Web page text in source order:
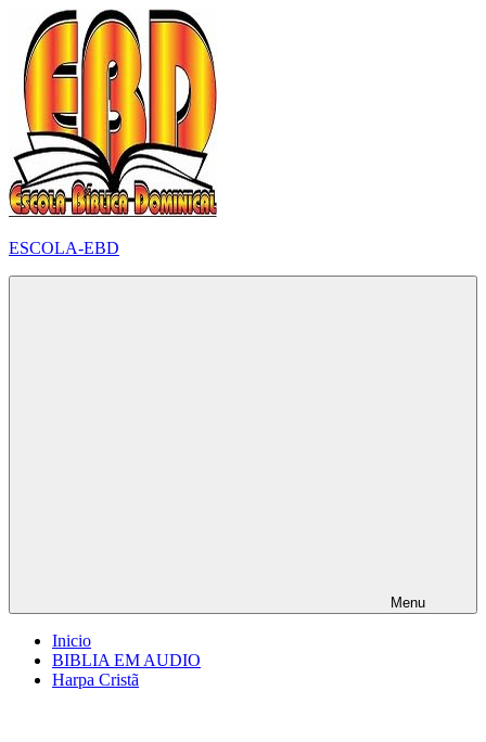
para
conteúdo
ESCOLA-EBD
Menu
Inicio
BIBLIA EM AUDIO
Harpa Cristã